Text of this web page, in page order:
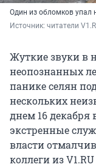
Один из обломков упал
Источник: читатели
Жуткие звуки в
неопознанных
панике селян
нескольких
днем 16 декабря
экстренные
власти
коллеги из